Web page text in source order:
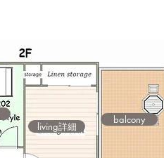
living詳細
balcony